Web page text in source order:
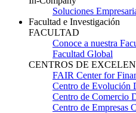
Soluciones
Facultad e Investigación
FACULTAD
Conoce a nuestra
Facultad Global
CENTROS DE
FAIR Center for
Centro de Evolución
Centro de Comercio
Centro de Empresas